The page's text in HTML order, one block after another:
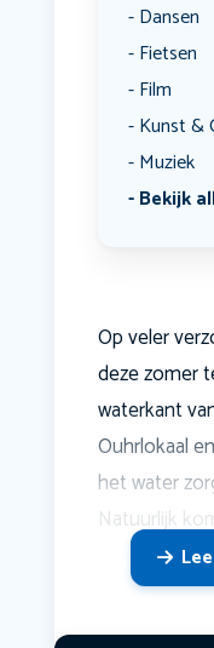
Dansen
Fietsen
Film
Kunst &
Muziek
Bekijk
Op veler
deze zomer
waterkant
Ouhrlokaal
het water
Natuurlijk